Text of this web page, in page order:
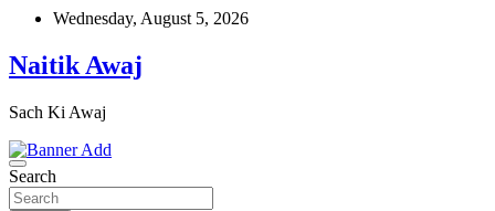
Skip
content
Wednesday, August 5, 2026
Naitik Awaj
Sach Ki Awaj
Search